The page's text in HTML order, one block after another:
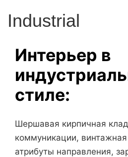
Industrial
Интерьер в
стиле:
Шершавая кирпичная
коммуникации,
атрибуты направления,